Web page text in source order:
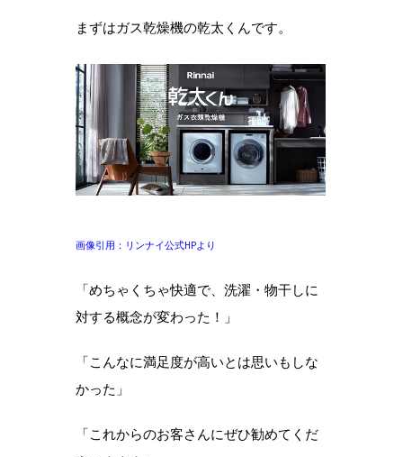
まずはガス乾燥機の乾太くんです。
画像引用：リンナイ公式HPより
「めちゃくちゃ快適で、洗濯・物干しに
対する概念が変わった！」
「こんなに満足度が高いとは思いもしな
かった」
「これからのお客さんにぜひ勧めてくだ